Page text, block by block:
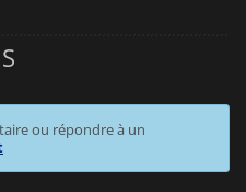
ou répondre à un